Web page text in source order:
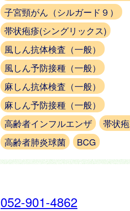
子宮頸がん（シルガード９）
帯状疱疹(シングリックス)
風しん抗体検査（一般）
風しん予防接種（一般）
麻しん抗体検査（一般）
麻しん予防接種（一般）
高齢者インフルエンザ
帯状
高齢者肺炎球菌
BCG
052-901-4862